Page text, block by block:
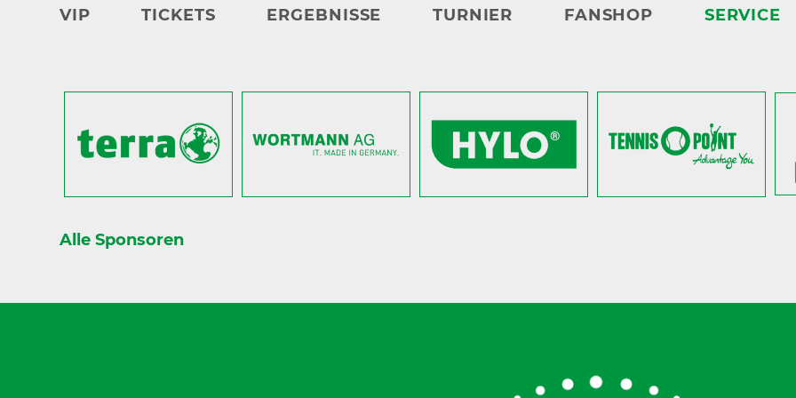
VIP TICKETS ERGEBNISSE TURNIER FANSHOP SERVICE
Alle Sponsoren